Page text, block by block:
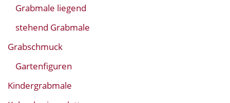
Grabmale liegend
stehend Grabmale
Grabschmuck
Gartenfiguren
Kindergrabmale